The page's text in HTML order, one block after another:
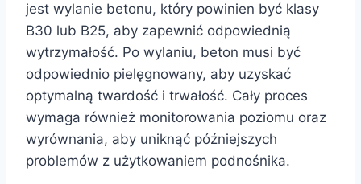
jest wylanie betonu, który powinien być klasy
B30 lub B25, aby zapewnić odpowiednią
wytrzymałość. Po wylaniu, beton musi być
odpowiednio pielęgnowany, aby uzyskać
optymalną twardość i trwałość. Cały proces
wymaga również monitorowania poziomu oraz
wyrównania, aby uniknąć późniejszych
problemów z użytkowaniem podnośnika.